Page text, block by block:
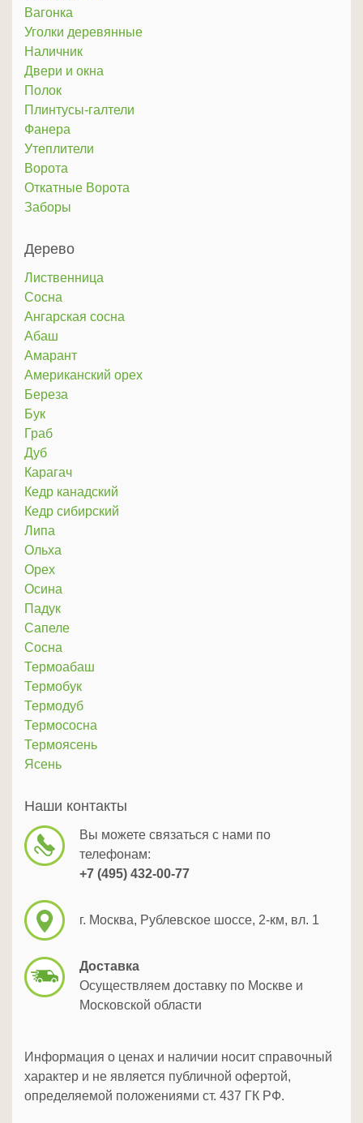
Вагонка
Уголки деревянные
Наличник
Двери и окна
Полок
Плинтусы-галтели
Фанера
Утеплители
Ворота
Откатные Ворота
Заборы
Дерево
Лиственница
Сосна
Ангарская сосна
Абаш
Амарант
Американский орех
Береза
Бук
Граб
Дуб
Карагач
Кедр канадский
Кедр сибирский
Липа
Ольха
Орех
Осина
Падук
Сапеле
Сосна
Термоабаш
Термобук
Термодуб
Термососна
Термоясень
Ясень
Наши контакты
Вы можете связаться с нами по
телефонам:
+7 (495) 432-00-77
г. Москва, Рублевское шоссе, 2-км, вл. 1
Доставка
Осуществляем доставку по Москве и
Московской области
Информация о ценах и наличии носит справочный
характер и не является публичной офертой,
определяемой положениями ст. 437 ГК РФ.